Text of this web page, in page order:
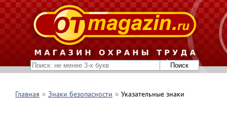
Главная Знаки безопасности Указательные знаки